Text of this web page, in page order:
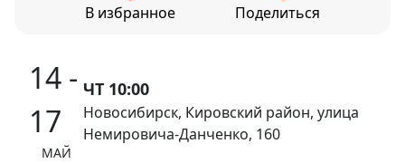
В избранное Поделиться
14 -
17
МАЙ
ЧТ 10:00
Новосибирск, Кировский район, улица
Немировича-Данченко, 160